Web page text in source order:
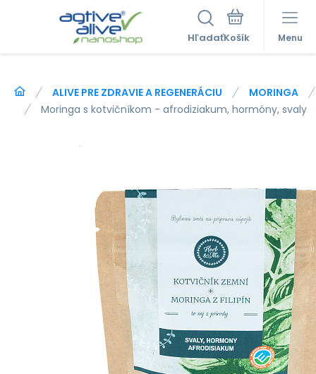
Hľadať Menu
ALIVE PRE ZDRAVIE A REGENERÁCIU
MORINGA
Moringa s kotvičníkom - afrodiziakum, hormóny, svaly